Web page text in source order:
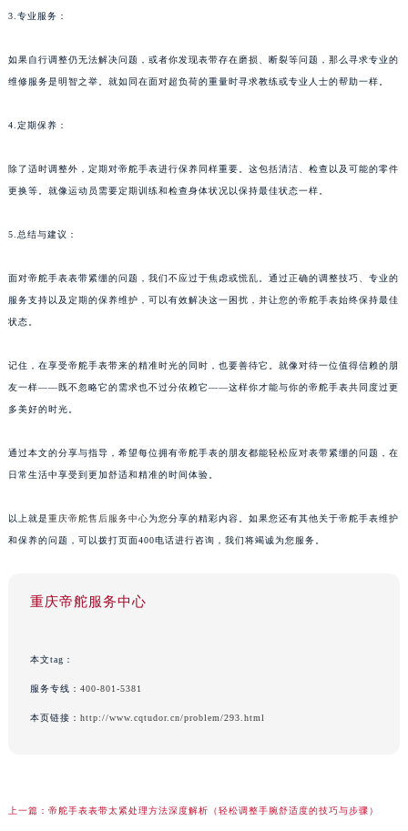
3.专业服务：
如果自行调整仍无法解决问题，或者你发现表带存在磨损、断裂等问题，那么寻求专业的
维修服务是明智之举。就如同在面对超负荷的重量时寻求教练或专业人士的帮助一样。
4.定期保养：
除了适时调整外，定期对帝舵手表进行保养同样重要。这包括清洁、检查以及可能的零件
更换等。就像运动员需要定期训练和检查身体状况以保持最佳状态一样。
5.总结与建议：
面对帝舵手表表带紧绷的问题，我们不应过于焦虑或慌乱。通过正确的调整技巧、专业的
服务支持以及定期的保养维护，可以有效解决这一困扰，并让您的帝舵手表始终保持最佳
状态。
记住，在享受帝舵手表带来的精准时光的同时，也要善待它。就像对待一位值得信赖的朋
友一样——既不忽略它的需求也不过分依赖它——这样你才能与你的帝舵手表共同度过更
多美好的时光。
通过本文的分享与指导，希望每位拥有帝舵手表的朋友都能轻松应对表带紧绷的问题，在
日常生活中享受到更加舒适和精准的时间体验。
以上就是重庆帝舵售后服务中心为您分享的精彩内容。如果您还有其他关于帝舵手表维护
和保养的问题，可以拨打页面400电话进行咨询，我们将竭诚为您服务。
重庆帝舵服务中心
本文tag：
服务专线： 400-801-5381
本页链接： http://www.cqtudor.cn/problem/293.html
上一篇： 帝舵手表表带太紧处理方法深度解析（轻松调整手腕舒适度的技巧与步骤）